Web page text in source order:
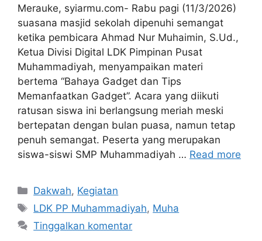
Merauke, syiarmu.com- Rabu pagi (11/3/2026)
suasana masjid sekolah dipenuhi semangat
ketika pembicara Ahmad Nur Muhaimin, S.Ud.,
Ketua Divisi Digital LDK Pimpinan Pusat
Muhammadiyah, menyampaikan materi
bertema “Bahaya Gadget dan Tips
Memanfaatkan Gadget”. Acara yang diikuti
ratusan siswa ini berlangsung meriah meski
bertepatan dengan bulan puasa, namun tetap
penuh semangat. Peserta yang merupakan
siswa-siswi SMP Muhammadiyah … Read more
Kategori
Dakwah, Kegiatan
Tag
LDK PP Muhammadiyah, Muha
Tinggalkan komentar